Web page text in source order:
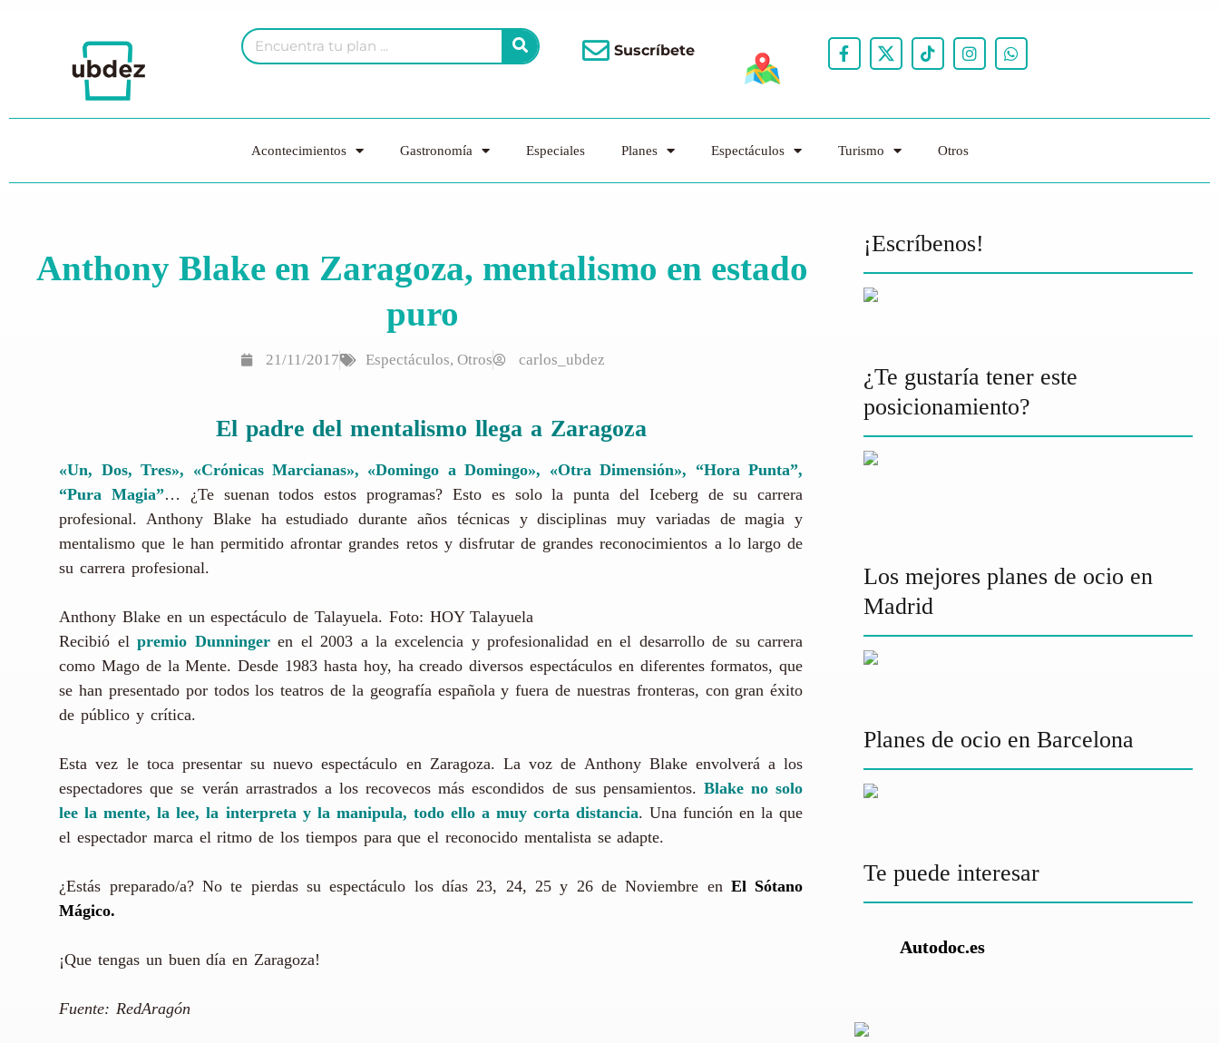
Suscríbete
Acontecimientos Gastronomía Especiales Planes Espectáculos Turismo Otros
Anthony Blake en Zaragoza, mentalismo en estado
puro
21/11/2017 Espectáculos, Otros carlos_ubdez
El padre del mentalismo llega a Zaragoza
«Un, Dos, Tres», «Crónicas Marcianas», «Domingo a Domingo», «Otra Dimensión», “Hora Punta”,
“Pura Magia”… ¿Te suenan todos estos programas? Esto es solo la punta del Iceberg de su carrera
profesional. Anthony Blake ha estudiado durante años técnicas y disciplinas muy variadas de magia y
mentalismo que le han permitido afrontar grandes retos y disfrutar de grandes reconocimientos a lo largo de
su carrera profesional.
Anthony Blake en un espectáculo de Talayuela. Foto: HOY Talayuela
Recibió elpremio Dunningeren el 2003 a la excelencia y profesionalidad en el desarrollo de su carrera
como Mago de la Mente. Desde 1983 hasta hoy, ha creado diversos espectáculos en diferentes formatos, que
se han presentado por todos los teatros de la geografía española y fuera de nuestras fronteras, con gran éxito
de público y crítica.
Esta vez le toca presentar su nuevo espectáculo en Zaragoza. La voz de Anthony Blake envolverá a los
espectadores que se verán arrastrados a los recovecos más escondidos de sus pensamientos. Blake no solo
lee la mente, la lee, la interpreta y la manipula, todo ello a muy corta distancia. Una función en la que
el espectador marca el ritmo de los tiempos para que el reconocido mentalista se adapte.
¿Estás preparado/a? No te pierdas su espectáculo los días 23, 24, 25 y 26 de Noviembre en El Sótano
Mágico.
¡Que tengas un buen día en Zaragoza!
Fuente: RedAragón
¡Escríbenos!
¿Te gustaría tener este
posicionamiento?
Los mejores planes de ocio en
Madrid
Planes de ocio en Barcelona
Te puede interesar
Autodoc.es